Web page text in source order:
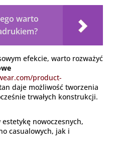
warto
efekcie, warto rozważyć
product-
daje możliwość tworzenia
trwałych konstrukcji.
nowoczesnych,
casualowych, jak i